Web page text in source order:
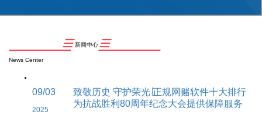
新闻中心
News Center
09/03
2025
致敬历史 守护荣光∣正规网赌软件十大排行
为抗战胜利80周年纪念大会提供保障服务